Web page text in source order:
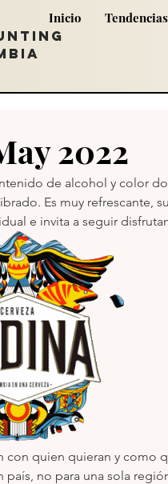
Inicio Tendencias
2022
de alcohol y color
Es muy refrescante,
e invita a seguir
quien quieran y como
no para una sola